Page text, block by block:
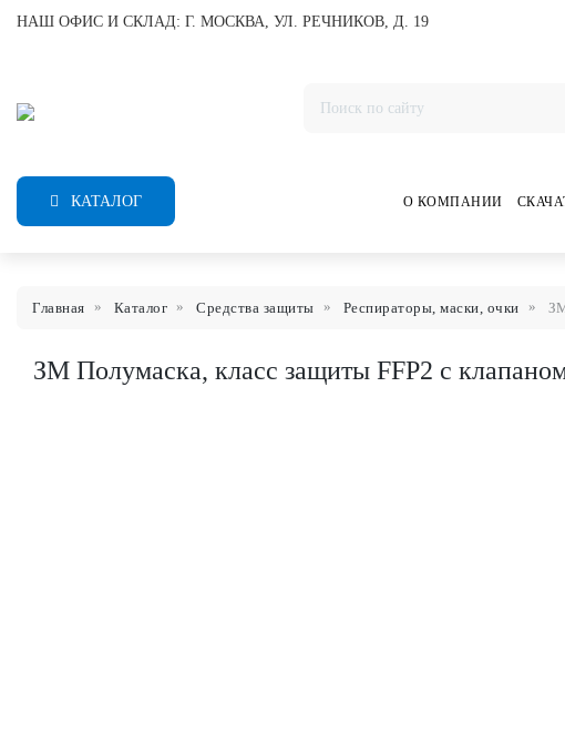
НАШ ОФИС И СКЛАД: Г. МОСКВА, УЛ. РЕЧНИКОВ, Д. 19
КАТАЛОГ О КОМПАНИИ
Главная Каталог Средства защиты Респираторы, маски, очки
ЗМ Полумаска, класс защиты FFP2 с